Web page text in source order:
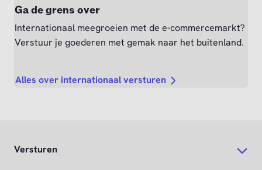
Ga de grens over
Internationaal meegroeien met de e-commercemarkt?
Verstuur je goederen met gemak naar het buitenland.
Alles over internationaal versturen
Versturen